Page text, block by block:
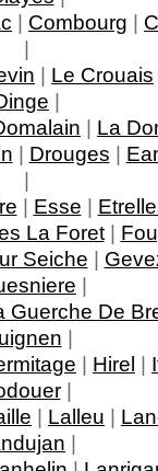
| Combourg |
|
| Le Crouais
|
| La
| Drouges |
|
| Esse |
La Foret|
Seiche |
|
Guerche De
|
| Hirel |
|
| Lalleu |
|